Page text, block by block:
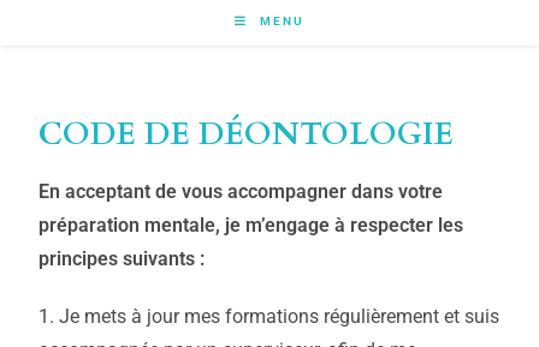
MENU
CODE DE DÉONTOLOGIE
En acceptant de vous accompagner dans votre
préparation mentale, je m’engage à respecter les
principes suivants :
1. Je mets à jour mes formations régulièrement et suis